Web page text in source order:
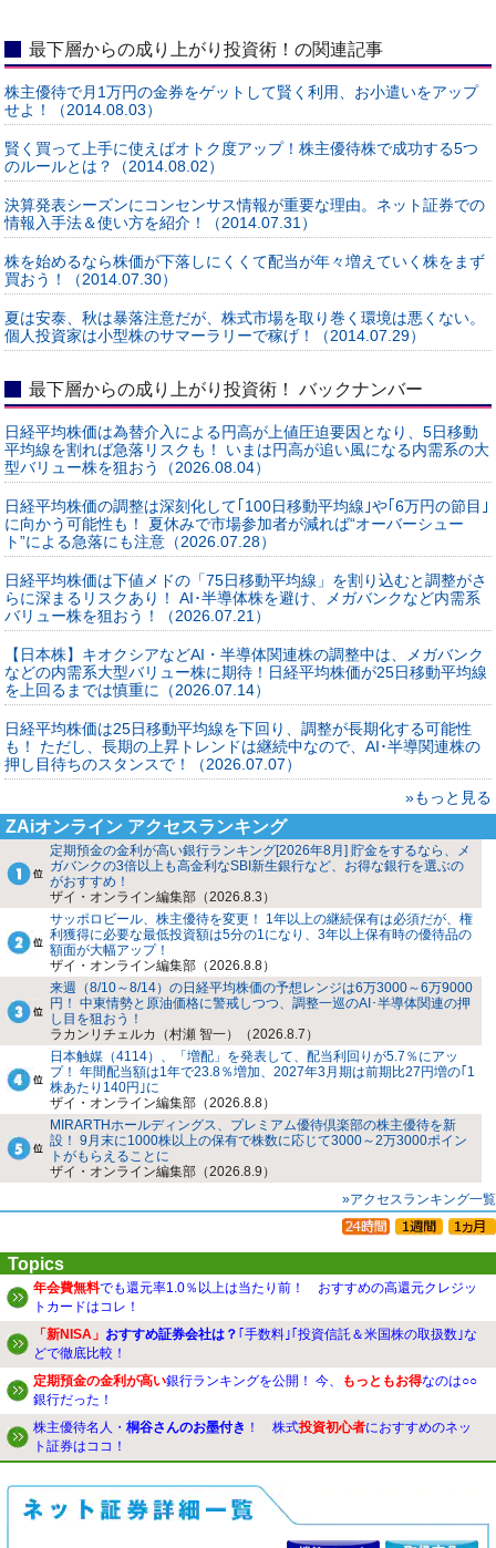
最下層からの成り上がり投資術！の関連記事
株主優待で月1万円の金券をゲットして賢く利用、お小遣いをアップ
せよ！（2014.08.03）
賢く買って上手に使えばオトク度アップ！株主優待株で成功する5つ
のルールとは？（2014.08.02）
決算発表シーズンにコンセンサス情報が重要な理由。ネット証券での
情報入手法＆使い方を紹介！（2014.07.31）
株を始めるなら株価が下落しにくくて配当が年々増えていく株をまず
買おう！（2014.07.30）
夏は安泰、秋は暴落注意だが、株式市場を取り巻く環境は悪くない。
個人投資家は小型株のサマーラリーで稼げ！（2014.07.29）
最下層からの成り上がり投資術！ バックナンバー
日経平均株価は為替介入による円高が上値圧迫要因となり、5日移動
平均線を割れば急落リスクも！ いまは円高が追い風になる内需系の大
型バリュー株を狙おう（2026.08.04）
日経平均株価の調整は深刻化して｢100日移動平均線｣や｢6万円の節目｣
に向かう可能性も！ 夏休みで市場参加者が減れば“オーバーシュー
ト”による急落にも注意（2026.07.28）
日経平均株価は下値メドの「75日移動平均線」を割り込むと調整がさ
らに深まるリスクあり！ AI･半導体株を避け、メガバンクなど内需系
バリュー株を狙おう！（2026.07.21）
【日本株】キオクシアなどAI・半導体関連株の調整中は、メガバンク
などの内需系大型バリュー株に期待！日経平均株価が25日移動平均線
を上回るまでは慎重に（2026.07.14）
日経平均株価は25日移動平均線を下回り、調整が長期化する可能性
も！ ただし、長期の上昇トレンドは継続中なので、AI･半導関連株の
押し目待ちのスタンスで！（2026.07.07）
»もっと見る
ZAiオンライン アクセスランキング
定期預金の金利が高い銀行ランキング[2026年8月] 貯金をするなら、メ
ガバンクの3倍以上も高金利なSBI新生銀行など、お得な銀行を選ぶの
がおすすめ！
ザイ・オンライン編集部（2026.8.3）
サッポロビール、株主優待を変更！ 1年以上の継続保有は必須だが、権
利獲得に必要な最低投資額は5分の1になり、3年以上保有時の優待品の
額面が大幅アップ！
ザイ・オンライン編集部（2026.8.8）
来週（8/10～8/14）の日経平均株価の予想レンジは6万3000～6万9000
円！ 中東情勢と原油価格に警戒しつつ、調整一巡のAI･半導体関連の押
し目を狙おう！
ラカンリチェルカ（村瀬 智一）（2026.8.7）
日本触媒（4114）、「増配」を発表して、配当利回りが5.7％にアッ
プ！ 年間配当額は1年で23.8％増加、2027年3月期は前期比27円増の｢1
株あたり140円｣に
ザイ・オンライン編集部（2026.8.8）
MIRARTHホールディングス、プレミアム優待倶楽部の株主優待を新
設！ 9月末に1000株以上の保有で株数に応じて3000～2万3000ポイン
トがもらえることに
ザイ・オンライン編集部（2026.8.9）
»アクセスランキング一覧
Topics
年会費無料でも還元率1.0％以上は当たり前！ おすすめの高還元クレジッ
トカードはコレ！
「新NISA」 おすすめ証券会社は？ ｢手数料｣｢投資信託＆米国株の取扱数｣な
どで徹底比較！
定期預金の金利が高い銀行ランキングを公開！ 今、 もっともお得なのは○○
銀行だった！
株主優待名人・ 桐谷さんのお墨付き ！ 株式投資初心者におすすめのネッ
ト証券はココ！